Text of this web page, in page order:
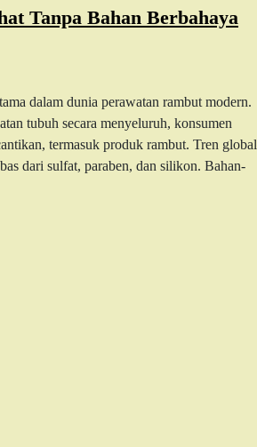
Tanpa Bahan Berbahaya
dalam dunia perawatan rambut modern.
tubuh secara menyeluruh, konsumen
termasuk produk rambut. Tren global
dari sulfat, paraben, dan silikon. Bahan-